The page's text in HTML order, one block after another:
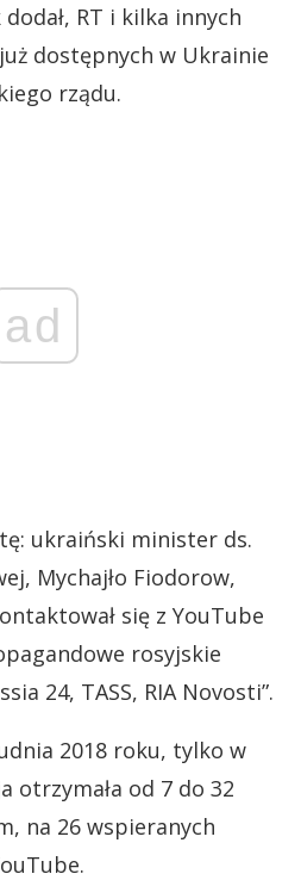
RT i kilka innych
dostępnych w Ukrainie
rządu.
ad
ukraiński minister ds.
Mychajło Fiodorow,
się z YouTube
rosyjskie
24, TASS, RIA Novosti”.
2018 roku, tylko w
otrzymała od 7 do 32
na 26 wspieranych